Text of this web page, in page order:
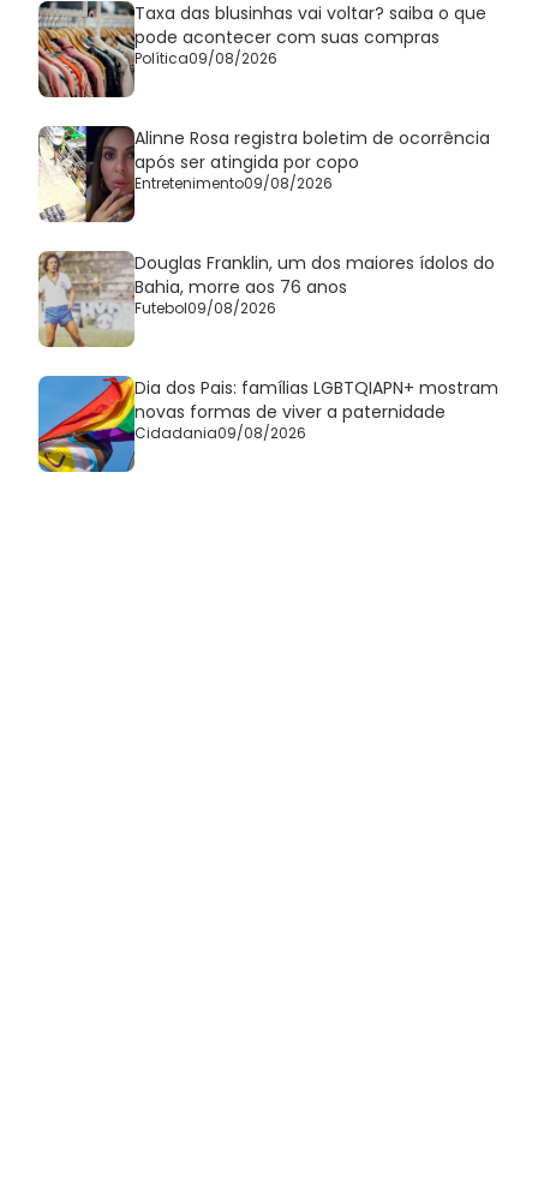
Taxa das blusinhas vai voltar? saiba o que
pode acontecer com suas compras
Política09/08/2026
Alinne Rosa registra boletim de ocorrência
após ser atingida por copo
Entretenimento09/08/2026
Douglas Franklin, um dos maiores ídolos do
Bahia, morre aos 76 anos
Futebol09/08/2026
Dia dos Pais: famílias LGBTQIAPN+ mostram
novas formas de viver a paternidade
Cidadania09/08/2026